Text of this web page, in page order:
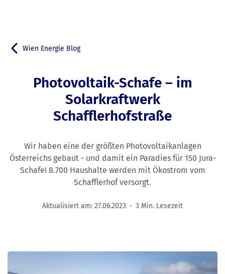
Zurück zu
Wien Energie Blog
Photovoltaik-Schafe – im
Solarkraftwerk
Schafflerhofstraße
Wir haben eine der größten Photovoltaikanlagen
Österreichs gebaut - und damit ein Paradies für 150 Jura-
Schafe! 8.700 Haushalte werden mit Ökostrom vom
Schafflerhof versorgt.
Aktualisiert am: 27.06.2023 3 Min. Lesezeit